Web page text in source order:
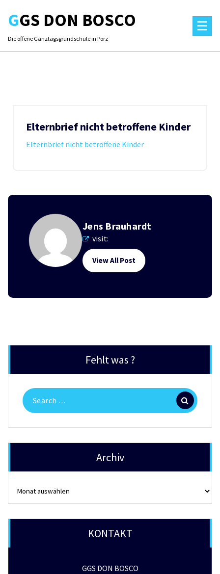
contentGGS DON BOSCO
Die offene Ganztagsgrundschule in Porz
Elternbrief nicht betroffene Kinder
Elternbrief nicht betroffene Kinder
Jens Brauhardt
visit:
View All Post
Fehlt was ?
Search
for:
Archiv
KONTAKT
GGS DON BOSCO